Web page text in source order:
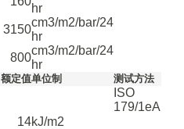
hr
3150
cm3/m2/bar/24
hr
800
cm3/m2/bar/24
hr
额定值单位制 测试方法
ISO
179/1eA
14kJ/m2